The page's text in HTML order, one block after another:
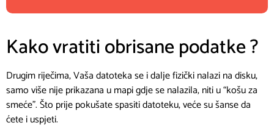
Kako vratiti obrisane podatke ?
Drugim riječima, Vaša datoteka se i dalje fizički nalazi na disku,
samo više nije prikazana u mapi gdje se nalazila, niti u “košu za
smeće”. Što prije pokušate spasiti datoteku, veće su šanse da
ćete i uspjeti.